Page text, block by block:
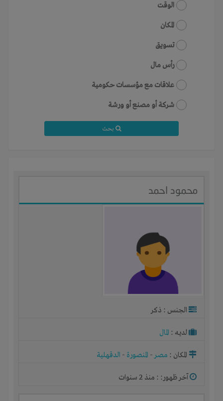
الوقت
المكان
تسويق
رأس مال
علاقات مع مؤسسات حكومية
شركة أو مصنع أو ورشة
محمود احمد
الجنس : ذكر
لديـه : المال
المكان : مصر- المنصورة - الدقهلية
آخر ظهور: : منذ 2 سنوات